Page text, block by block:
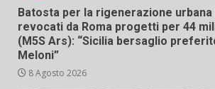
Batosta per la rigenerazione urbana
revocati da Roma progetti per 44
(M5S Ars): “Sicilia bersaglio
Meloni”
8 Agosto 2026